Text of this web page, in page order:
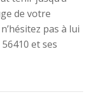
de votre
pas à lui
et ses